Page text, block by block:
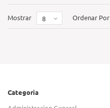
Mostrar 8 Ordenar Por
Categoria